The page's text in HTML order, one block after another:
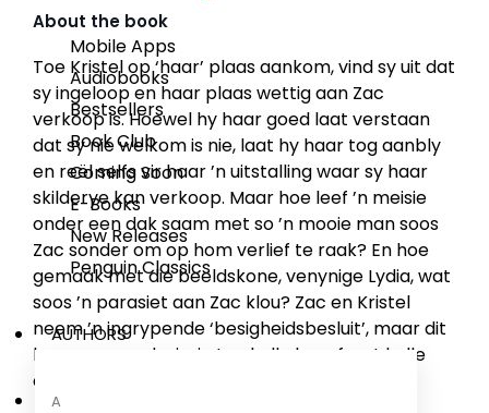
Mobile Apps
Audiobooks
Bestsellers
Book Club
Coming Soon
E-Books
New Releases
Penguin Classics
AUTHORS
A
About the book
Toe Kristel op ‘haar’ plaas aankom, vind sy uit dat
sy ingeloop en haar plaas wettig aan Zac
verkoop is. Hoewel hy haar goed laat verstaan
dat sy nie welkom is nie, laat hy haar tog aanbly
en reël selfs vir haar ’n uitstalling waar sy haar
skilderye kan verkoop. Maar hoe leef ’n meisie
onder een dak saam met so ’n mooie man soos
Zac sonder om op hom verlief te raak? En hoe
gemaak met die beeldskone, venynige Lydia, wat
soos ’n parasiet aan Zac klou? Zac en Kristel
neem ’n ingrypende ‘besigheidsbesluit’, maar dit
boemerang plesierig toe hulle besef wat hulle
eintlik aangevang het.